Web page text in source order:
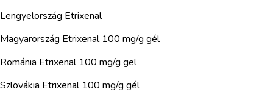
Lengyelország Etrixenal
Magyarország Etrixenal 100 mg/g gél
Románia Etrixenal 100 mg/g gel
Szlovákia Etrixenal 100 mg/g gél